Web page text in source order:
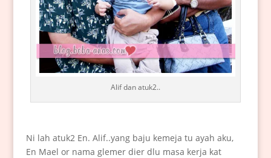
Alif dan atuk2..
Ni lah atuk2 En. Alif..yang baju kemeja tu ayah aku,
En Mael or nama glemer dier dlu masa kerja kat